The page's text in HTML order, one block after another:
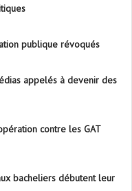
publique révoqués
appelés à devenir des
contre les GAT
bacheliers débutent leur